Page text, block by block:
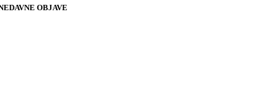
OBJAVE